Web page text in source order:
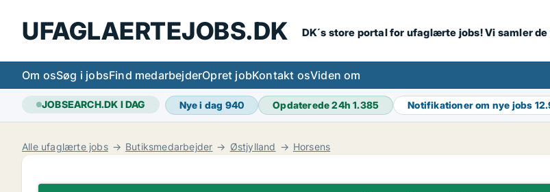
UFAGLAERTEJOBS.DK DK´s store portal for ufaglærte jobs! Vi samler
Om osSøg i jobsFind medarbejderOpret jobKontakt osViden om
JOBSEARCH.DK I DAG Nye i dag 940 Opdaterede 24h1.385 Notifikationer om nye jobs
Alle ufaglærte jobs Butiksmedarbejder Østjylland Horsens